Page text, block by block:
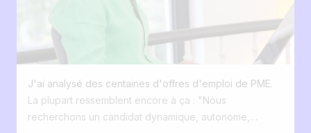
exactement l'inverse. Les recruteurs sont noyés sous
les tâches administratives. Ce qu'ils veulent, c'est
moins d'encodage. Moins de clics. Moins de gestion. Et
plus de conversations. Plus d'écoute. Plus de
héros du recrutement. Le héros, c'est le recruteur. La
technologie doit simplement lui permettre de faire ce
qu'il fait de mieux : créer des connexions humaines.
J'ai analysé des centaines d'offres d'emploi de PME.
La plupart ressemblent encore à ça : "Nous
recherchons un candidat dynamique, autonome,